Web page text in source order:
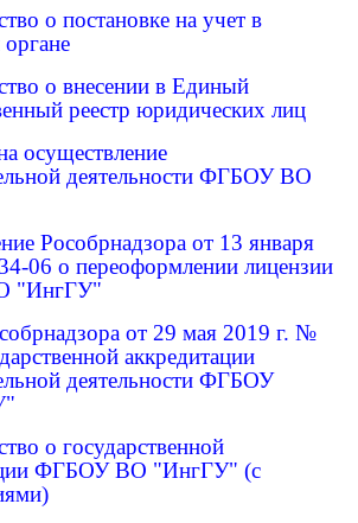
о постановке на учет в
о внесении в Единый
реестр юридических лиц
осуществление
деятельности ФГБОУ ВО
Рособрнадзора от 13 января
06 о переоформлении лицензии
"ИнгГУ"
от 29 мая 2019 г. №
аккредитации
деятельности ФГБОУ
о государственной
ФГБОУ ВО "ИнгГУ" (с